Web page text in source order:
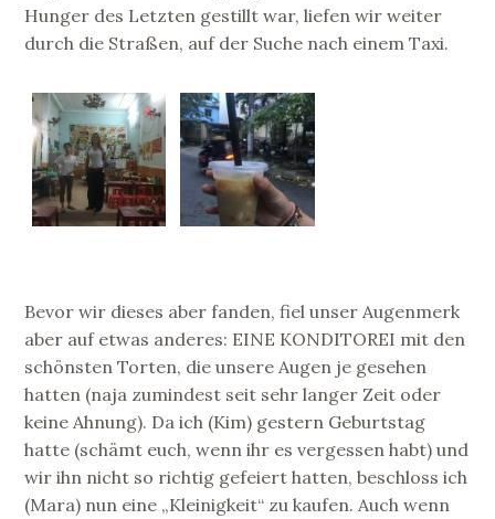
Hunger des Letzten gestillt war, liefen wir weiter
durch die Straßen, auf der Suche nach einem Taxi.
Bevor wir dieses aber fanden, fiel unser Augenmerk
aber auf etwas anderes: EINE KONDITOREI mit den
schönsten Torten, die unsere Augen je gesehen
hatten (naja zumindest seit sehr langer Zeit oder
keine Ahnung). Da ich (Kim) gestern Geburtstag
hatte (schämt euch, wenn ihr es vergessen habt) und
wir ihn nicht so richtig gefeiert hatten, beschloss ich
(Mara) nun eine „Kleinigkeit“ zu kaufen. Auch wenn